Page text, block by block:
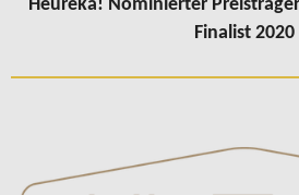
Heureka! Nominierter
Finalist 2020